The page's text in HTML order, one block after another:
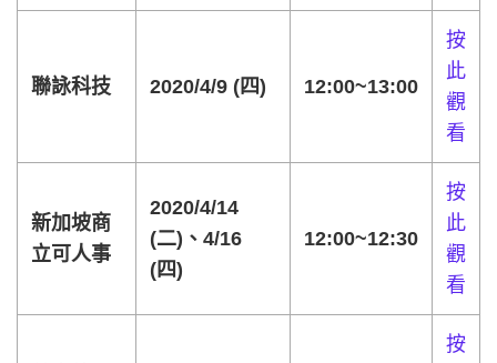
聯詠科技 2020/4/9 (四) 12:00~13:00
按
此
觀
看
新加坡商
立可人事
2020/4/14
(二)、4/16
(四)
12:00~12:30
按
此
觀
看
按